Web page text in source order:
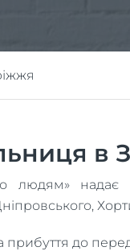
в
людям» надає
прибуття до